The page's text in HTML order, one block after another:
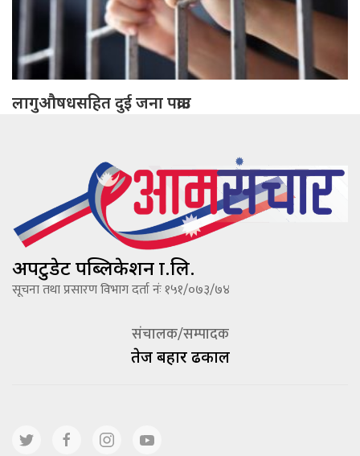
लागुऔषधसहित दुई जना पक्राउ
अपटुडेट पब्लिकेशन प्रा.लि.
सूचना तथा प्रसारण विभाग दर्ता नंः १५१/०७३/७४
संचालक/सम्पादक
तेज बहादूर ढकाल